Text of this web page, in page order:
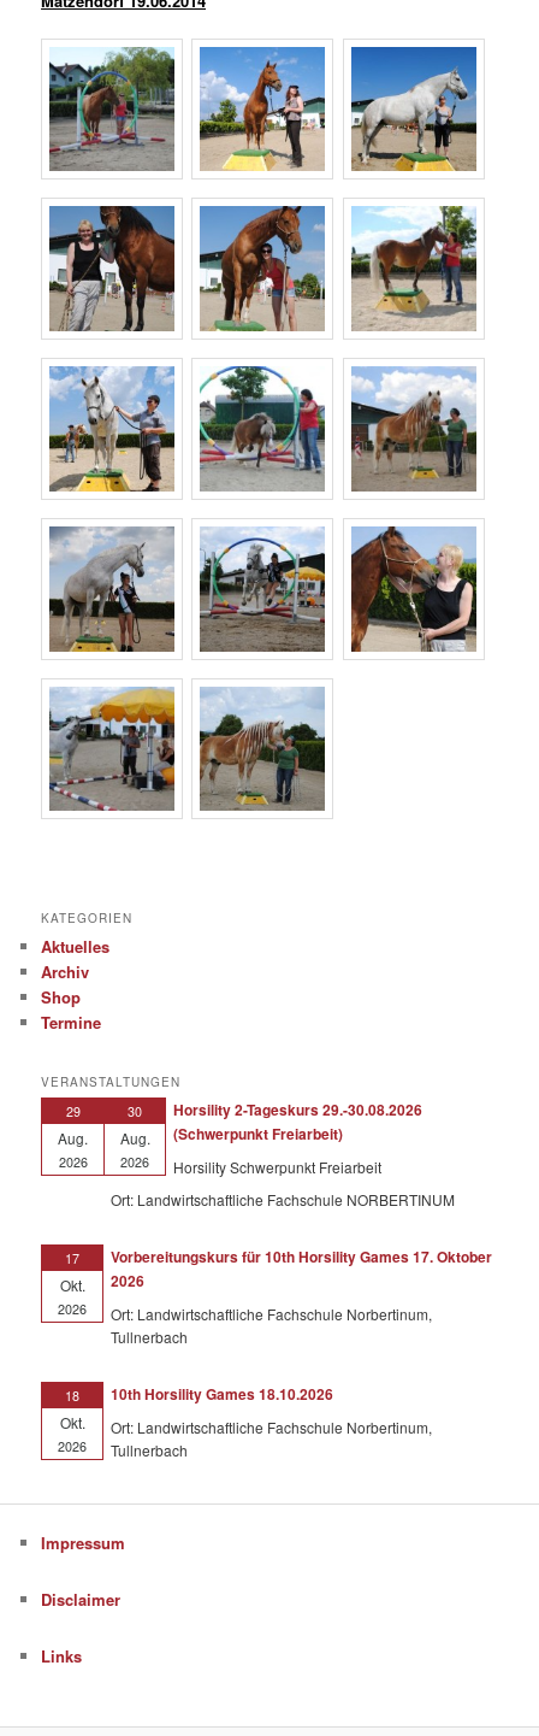
KATEGORIEN
Aktuelles
Archiv
Shop
Termine
VERANSTALTUNGEN
29
Aug.
2026
30
Aug.
2026
Horsility 2-Tageskurs 29.-30.08.2026
(Schwerpunkt Freiarbeit)
Horsility Schwerpunkt Freiarbeit
Ort: Landwirtschaftliche Fachschule NORBERTINUM
17
Okt.
2026
Vorbereitungskurs für 10th Horsility Games 17. Oktober
2026
Ort: Landwirtschaftliche Fachschule Norbertinum,
Tullnerbach
18
Okt.
2026
10th Horsility Games 18.10.2026
Ort: Landwirtschaftliche Fachschule Norbertinum,
Tullnerbach
Impressum
Disclaimer
Links